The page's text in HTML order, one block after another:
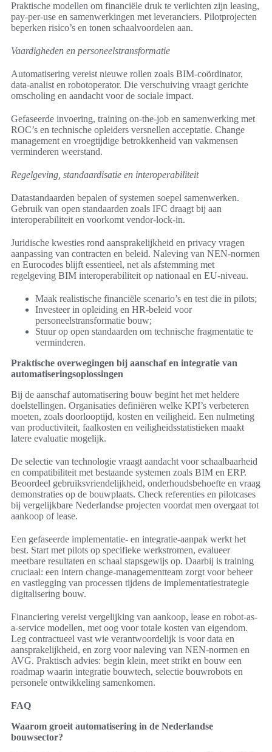
Praktische modellen om financiële druk te verlichten zijn leasing,
pay-per-use en samenwerkingen met leveranciers. Pilotprojecten
beperken risico’s en tonen schaalvoordelen aan.
Vaardigheden en personeelstransformatie
Automatisering vereist nieuwe rollen zoals BIM-coördinator,
data-analist en robotoperator. Die verschuiving vraagt gerichte
omscholing en aandacht voor de sociale impact.
Gefaseerde invoering, training on-the-job en samenwerking met
ROC’s en technische opleiders versnellen acceptatie. Change
management en vroegtijdige betrokkenheid van vakmensen
verminderen weerstand.
Regelgeving, standaardisatie en interoperabiliteit
Datastandaarden bepalen of systemen soepel samenwerken.
Gebruik van open standaarden zoals IFC draagt bij aan
interoperabiliteit en voorkomt vendor-lock-in.
Juridische kwesties rond aansprakelijkheid en privacy vragen
aanpassing van contracten en beleid. Naleving van NEN-normen
en Eurocodes blijft essentieel, net als afstemming met
regelgeving BIM interoperabiliteit op nationaal en EU-niveau.
Maak realistische financiële scenario’s en test die in pilots;
Investeer in opleiding en HR-beleid voor
personeelstransformatie bouw;
Stuur op open standaarden om technische fragmentatie te
verminderen.
Praktische overwegingen bij aanschaf en integratie van
automatiseringsoplossingen
Bij de aanschaf automatisering bouw begint het met heldere
doelstellingen. Organisaties definiëren welke KPI’s verbeteren
moeten, zoals doorlooptijd, kosten en veiligheid. Een nulmeting
van productiviteit, faalkosten en veiligheidsstatistieken maakt
latere evaluatie mogelijk.
De selectie van technologie vraagt aandacht voor schaalbaarheid
en compatibiliteit met bestaande systemen zoals BIM en ERP.
Beoordeel gebruiksvriendelijkheid, onderhoudsbehoefte en vraag
demonstraties op de bouwplaats. Check referenties en pilotcases
bij vergelijkbare Nederlandse projecten voordat men overgaat tot
aankoop of lease.
Een gefaseerde implementatie- en integratie-aanpak werkt het
best. Start met pilots op specifieke werkstromen, evalueer
meetbare resultaten en schaal stapsgewijs op. Daarbij is training
cruciaal: een intern change-managementteam zorgt voor beheer
en vastlegging van processen tijdens de implementatiestrategie
digitalisering bouw.
Financiering vereist vergelijking van aankoop, lease en robot-as-
a-service modellen, met oog voor totale kosten van eigendom.
Leg contractueel vast wie verantwoordelijk is voor data en
aansprakelijkheid, en zorg voor naleving van NEN-normen en
AVG. Praktisch advies: begin klein, meet strikt en bouw een
roadmap waarin integratie bouwtech, selectie bouwrobots en
personele ontwikkeling samenkomen.
FAQ
Waarom groeit automatisering in de Nederlandse
bouwsector?